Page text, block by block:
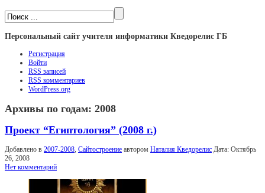
Персональный сайт учителя информатики Кведорелис ГБ
Регистрация
Войти
RSS записей
RSS комментариев
WordPress.org
Архивы по годам: 2008
Проект “Египтология” (2008 г.)
Добавлено в 2007-2008, Сайтостроение автором Наталия Кведорелис Дата: Октябрь
26, 2008
Нет комментарий